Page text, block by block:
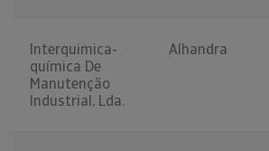
Interquimica-
química De
Manutenção
Industrial, Lda.
Alhandra